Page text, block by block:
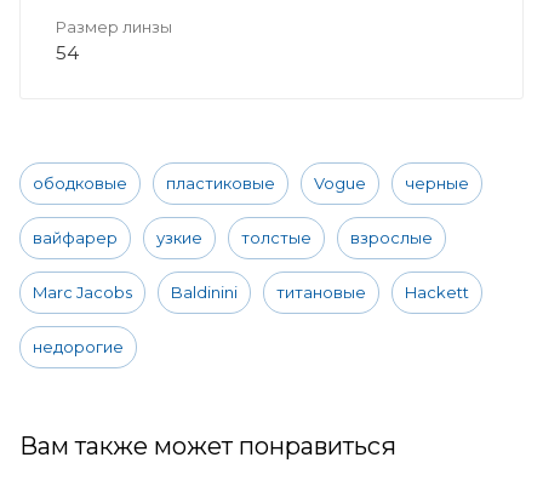
Размер линзы
54
ободковые пластиковые Vogue черные
вайфарер узкие толстые взрослые
Marc Jacobs Baldinini титановые Hackett
недорогие
Вам также может понравиться